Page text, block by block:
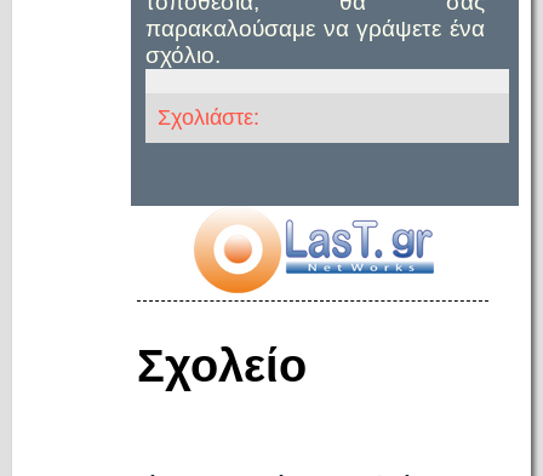
παρακαλούσαμε να γράψετε ένα
σχόλιο.
Σχολιάστε:
Σχολείο